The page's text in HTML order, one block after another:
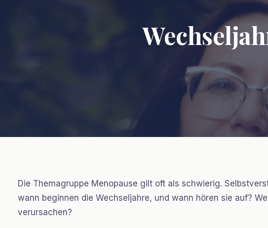
Wechseljahre
Die Themagruppe Menopause gilt oft als schwierig.
wann beginnen die Wechseljahre, und wann hören sie auf?
verursachen?